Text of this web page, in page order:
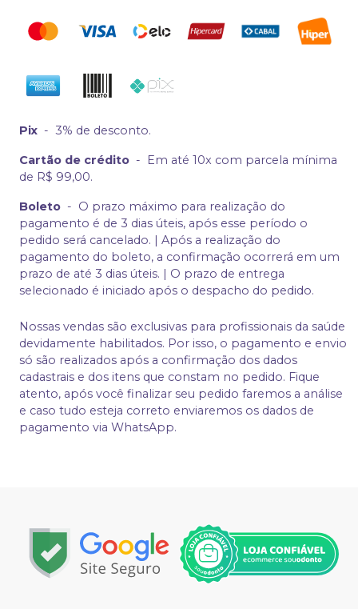
Pix - 3% de desconto.
Cartão de crédito -
Em até 10x com parcela mínima
de R$ 99,00.
Boleto - O prazo máximo para realização do
pagamento é de 3 dias úteis, após esse período o
pedido será cancelado. | Após a realização do
pagamento do boleto, a confirmação ocorrerá em um
prazo de até 3 dias úteis. | O prazo de entrega
selecionado é iniciado após o despacho do pedido.
Nossas vendas são exclusivas para profissionais da saúde
devidamente habilitados. Por isso, o pagamento e envio
só são realizados após a confirmação dos dados
cadastrais e dos itens que constam no pedido. Fique
atento, após você finalizar seu pedido faremos a análise
e caso tudo esteja correto enviaremos os dados de
pagamento via WhatsApp.